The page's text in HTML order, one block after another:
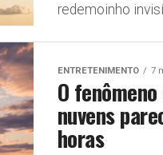
redemoinho
ENTRETENIMENTO 7
O
nuvens
horas